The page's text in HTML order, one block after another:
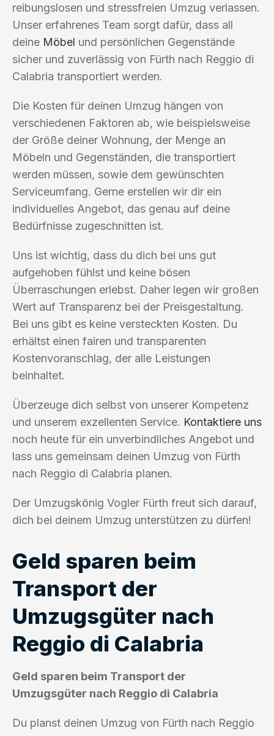
reibungslosen und stressfreien Umzug verlassen.
Unser erfahrenes Team sorgt dafür, dass all
deine Möbel und persönlichen Gegenstände
sicher und zuverlässig von Fürth nach Reggio di
Calabria transportiert werden.
Die Kosten für deinen Umzug hängen von
verschiedenen Faktoren ab, wie beispielsweise
der Größe deiner Wohnung, der Menge an
Möbeln und Gegenständen, die transportiert
werden müssen, sowie dem gewünschten
Serviceumfang. Gerne erstellen wir dir ein
individuelles Angebot, das genau auf deine
Bedürfnisse zugeschnitten ist.
Uns ist wichtig, dass du dich bei uns gut
aufgehoben fühlst und keine bösen
Überraschungen erlebst. Daher legen wir großen
Wert auf Transparenz bei der Preisgestaltung.
Bei uns gibt es keine versteckten Kosten. Du
erhältst einen fairen und transparenten
Kostenvoranschlag, der alle Leistungen
beinhaltet.
Überzeuge dich selbst von unserer Kompetenz
und unserem exzellenten Service. Kontaktiere uns
noch heute für ein unverbindliches Angebot und
lass uns gemeinsam deinen Umzug von Fürth
nach Reggio di Calabria planen.
Der Umzugskönig Vogler Fürth freut sich darauf,
dich bei deinem Umzug unterstützen zu dürfen!
Geld sparen beim
Transport der
Umzugsgüter nach
Reggio di Calabria
Geld sparen beim Transport der
Umzugsgüter nach Reggio di Calabria
Du planst deinen Umzug von Fürth nach Reggio